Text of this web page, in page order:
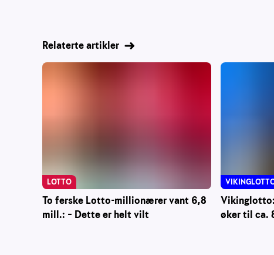
Relaterte artikler
To ferske Lotto-millionærer vant 6,8
mill.: – Dette er helt vilt
LOTTO
øker til ca.